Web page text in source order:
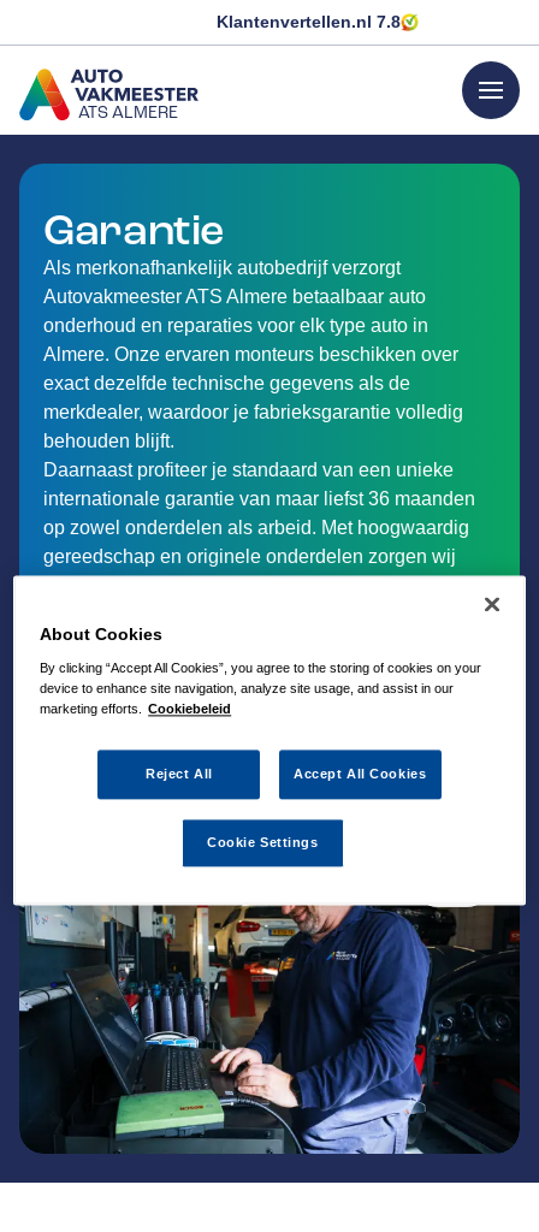
Klantenvertellen.nl 7.8
ATS ALMERE
GA NAAR DE HOMEPAGINA
menu
Garantie
Als merkonafhankelijk autobedrijf verzorgt
Autovakmeester ATS Almere betaalbaar auto
onderhoud en reparaties voor elk type auto in
Almere. Onze ervaren monteurs beschikken over
exact dezelfde technische gegevens als de
merkdealer, waardoor je fabrieksgarantie volledig
behouden blijft.
Daarnaast profiteer je standaard van een unieke
internationale garantie van maar liefst 36 maanden
op zowel onderdelen als arbeid. Met hoogwaardig
gereedschap en originele onderdelen zorgen wij
van Autovakmeester ATS Almere in Almere.
About Cookies
By clicking “Accept All Cookies”, you agree to the storing of cookies on your
device to enhance site navigation, analyze site usage, and assist in our
marketing efforts.
Cookiebeleid
Reject All Accept All Cookies
Cookie Settings